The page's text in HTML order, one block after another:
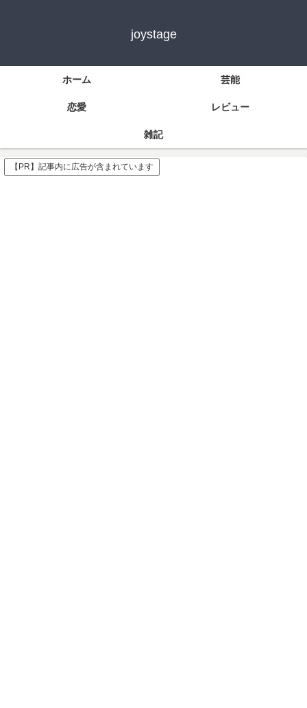
joystage
ホーム 芸能
恋愛 レビュー
雑記
【PR】記事内に広告が含まれています